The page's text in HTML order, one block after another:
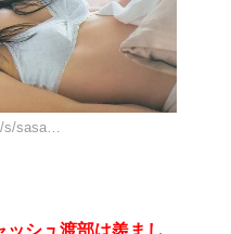
s/sasa…
ッシュ渡部は羨まし